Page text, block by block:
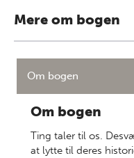
Mere om bogen
Om bogen
Om bogen
Ting taler til os.
at lytte til deres